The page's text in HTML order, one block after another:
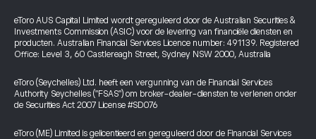
eToro AUS Capital Limited wordt gereguleerd door de Australian Securities &
Investments Commission (ASIC) voor de levering van financiële diensten en
producten. Australian Financial Services Licence number: 491139. Registered
Office: Level 3, 60 Castlereagh Street, Sydney NSW 2000, Australia
eToro (Seychelles) Ltd. heeft een vergunning van de Financial Services
Authority Seychelles ("FSAS") om broker-dealer-diensten te verlenen onder
de Securities Act 2007 License #SD076
eToro (ME) Limited is gelicentieerd en gereguleerd door de Financial Services